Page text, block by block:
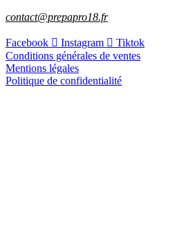
contact@prepapro18.fr
Facebook Instagram
Tiktok
Conditions générales de ventes
Mentions légales
Politique de confidentialité